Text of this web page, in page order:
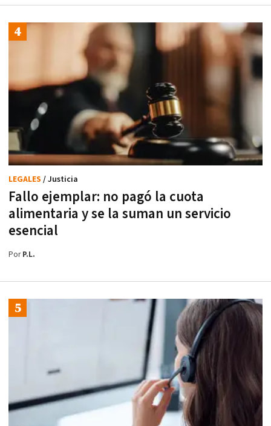
Fallo ejemplar: no pagó la cuota
alimentaria y se la suman un servicio
esencial
LEGALES / Justicia
PorP.L.